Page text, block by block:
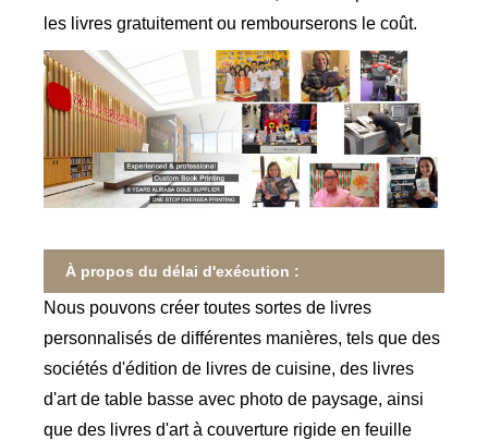
les livres gratuitement ou rembourserons le coût.
À propos du délai d'exécution :
Nous pouvons créer toutes sortes de livres
personnalisés de différentes manières, tels que des
sociétés d'édition de livres de cuisine, des livres
d'art de table basse avec photo de paysage, ainsi
que des livres d'art à couverture rigide en feuille